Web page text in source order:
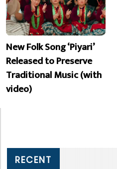
New Folk Song ‘Piyari’
Released to Preserve
Traditional Music (with
video)
RECENT